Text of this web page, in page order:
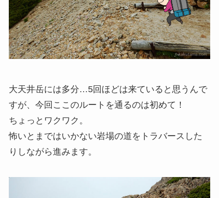
大天井岳には多分…5回ほどは来ていると思うんで
すが、今回ここのルートを通るのは初めて！
ちょっとワクワク。
怖いとまではいかない岩場の道をトラバースした
りしながら進みます。